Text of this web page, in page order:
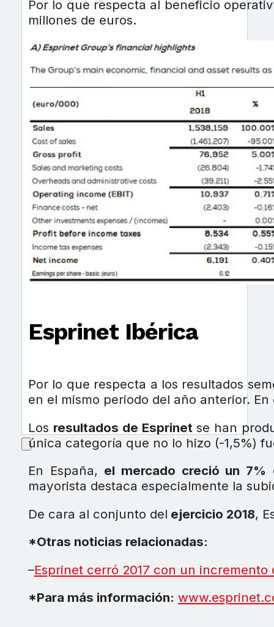
Por lo que respecta al beneficio
millones de euros.
Esprinet Ibérica
Por lo que respecta a los resultados
en el mismo periodo del año anterior.
Los resultados de Esprinet se han
única categoría que no lo hizo (-1,5%)
En España, el mercado creció un 7%
mayorista destaca especialmente la
De cara al conjunto del ejercicio 2018,
*Otras noticias relacionadas:
–Esprinet cerró 2017 con un incremento
*Para más información: